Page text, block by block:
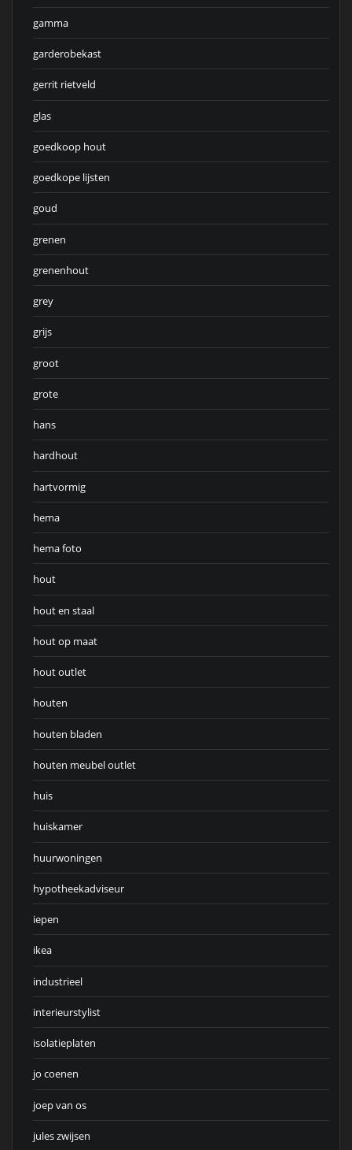
gamma
garderobekast
gerrit rietveld
glas
goedkoop hout
goedkope lijsten
goud
grenen
grenenhout
grey
grijs
groot
grote
hans
hardhout
hartvormig
hema
hema foto
hout
hout en staal
hout op maat
hout outlet
houten
houten bladen
houten meubel outlet
huis
huiskamer
huurwoningen
hypotheekadviseur
iepen
ikea
industrieel
interieurstylist
isolatieplaten
jo coenen
joep van os
jules zwijsen